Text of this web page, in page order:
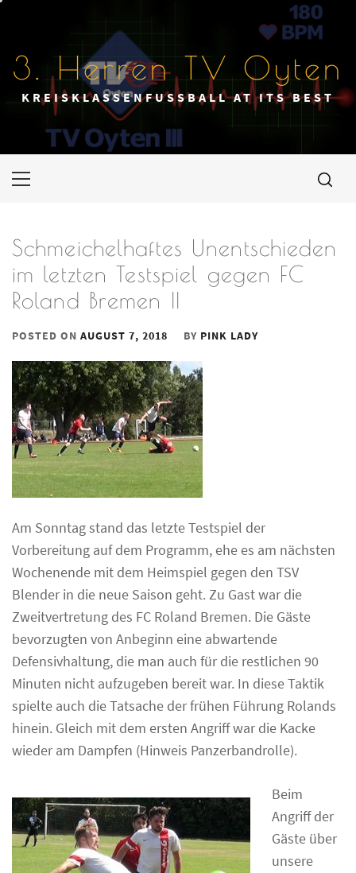
3. Herren TV Oyten
KREISKLASSENFUSSBALL AT ITS BEST
Primary
Schmeichelhaftes Unentschieden
im letzten Testspiel gegen FC
Roland Bremen II
POSTED ON AUGUST 7, 2018 BY PINK LADY
Am Sonntag stand das letzte Testspiel der
Vorbereitung auf dem Programm, ehe es am nächsten
Wochenende mit dem Heimspiel gegen den TSV
Blender in die neue Saison geht. Zu Gast war die
Zweitvertretung des FC Roland Bremen. Die Gäste
bevorzugten von Anbeginn eine abwartende
Defensivhaltung, die man auch für die restlichen 90
Minuten nicht aufzugeben bereit war. In diese Taktik
spielte auch die Tatsache der frühen Führung Rolands
hinein. Gleich mit dem ersten Angriff war die Kacke
wieder am Dampfen (Hinweis Panzerbandrolle).
Beim
Angriff der
Gäste über
unsere